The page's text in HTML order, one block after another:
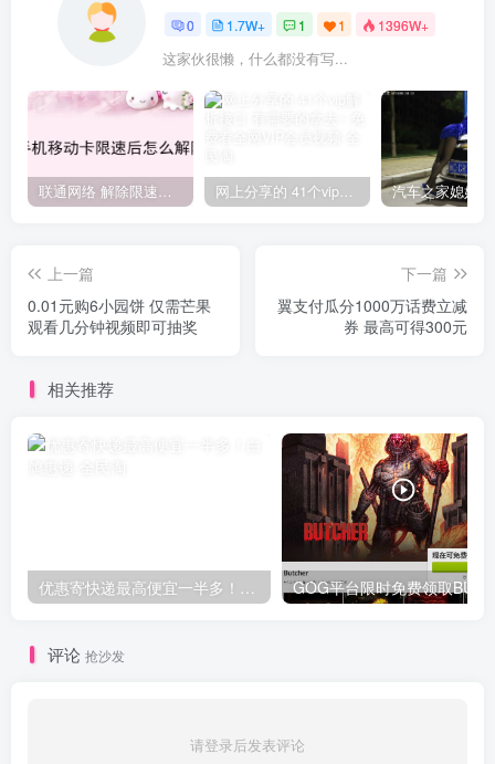
0 1.7W+ 1 1 1396W+
这家伙很懒，什么都没有写...
联通网络 解除限速方法参考！畅享、畅玩、老白干等及其它地区自测了 网上分享的 41个vip解析接口 有需要的拿去~ 免费看全网VIP会员视频
上一篇
0.01元购6小园饼 仅需芒果
观看几分钟视频即可抽奖
下一篇
翼支付瓜分1000万话费立减
券 最高可得300元
相关推荐
优惠寄快递最高便宜一半多！白鸽惠递
评论 抢沙发
请登录后发表评论